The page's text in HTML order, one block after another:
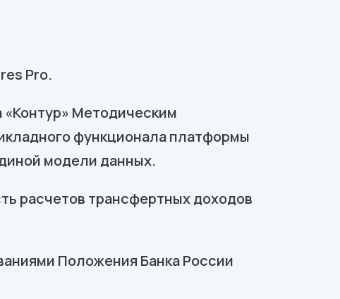
Pro.
Методическим
функционала платформы
модели данных.
расчетов трансфертных доходов
Положения Банка России